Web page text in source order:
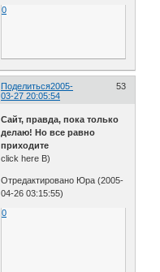
0
Поделиться 53
2005-
03-27 20:05:54
Сайт, правда, пока только
делаю! Но все равно
приходите
click here B)
Отредактировано Юра (2005-
04-26 03:15:55)
0